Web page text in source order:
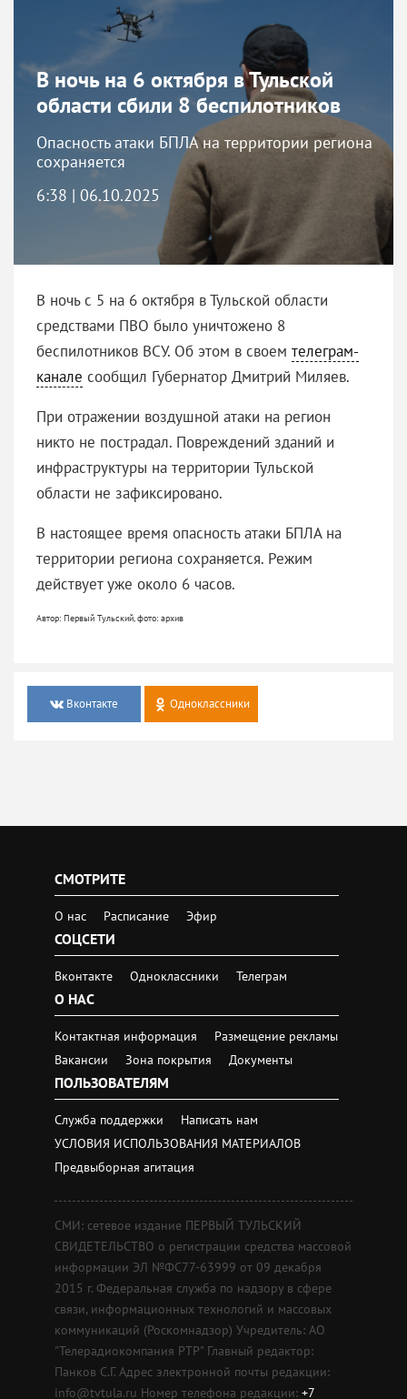
В ночь на 6 октября в Тульской
области сбили 8 беспилотников
Опасность атаки БПЛА на территории региона
сохраняется
6:38 | 06.10.2025
В ночь с 5 на 6 октября в Тульской области
средствами ПВО было уничтожено 8
беспилотников ВСУ. Об этом в своем телеграм-
канале сообщил Губернатор Дмитрий Миляев.
При отражении воздушной атаки на регион
никто не пострадал. Повреждений зданий и
инфраструктуры на территории Тульской
области не зафиксировано.
В настоящее время опасность атаки БПЛА на
территории региона сохраняется. Режим
действует уже около 6 часов.
Автор: Первый Тульский, фото: архив
Вконтакте Одноклассники
СМОТРИТЕ
О нас Расписание Эфир
СОЦСЕТИ
Вконтакте Одноклассники Телеграм
О НАС
Контактная информация
Размещение рекламы
Вакансии
Зона покрытия Документы
ПОЛЬЗОВАТЕЛЯМ
Служба поддержки
Написать нам
УСЛОВИЯ ИСПОЛЬЗОВАНИЯ МАТЕРИАЛОВ
Предвыборная агитация
СМИ: сетевое издание ПЕРВЫЙ ТУЛЬСКИЙ
СВИДЕТЕЛЬСТВО о регистрации средства массовой
информации ЭЛ №ФС77-63999 от 09 декабря
2015 г. Федеральная служба по надзору в сфере
связи, информационных технологий и массовых
коммуникаций (Роскомнадзор) Учредитель: АО
"Телерадиокомпания РТР" Главный редактор:
Панков С.Г. Адрес электронной почты редакции:
info@tvtula.ru Номер телефона редакции: +7